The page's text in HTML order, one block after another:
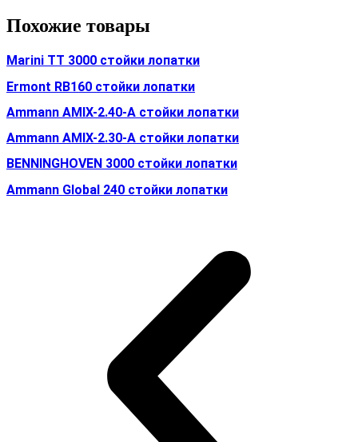
Похожие товары
Marini TT 3000 стойки лопатки
Ermont RB160 стойки лопатки
Ammann AMIX-2.40-A стойки лопатки
Ammann AMIX-2.30-A стойки лопатки
BENNINGHOVEN 3000 стойки лопатки
Ammann Global 240 стойки лопатки